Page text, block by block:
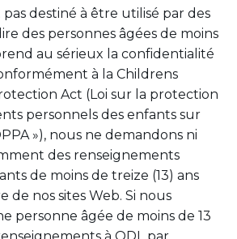
pas destiné à être utilisé par des
des personnes âgées de moins
au sérieux la confidentialité
à la Childrens
Act (Loi sur la protection
personnels des enfants sur
»), nous ne demandons ni
des renseignements
de moins de treize (13) ans
de nos sites Web. Si nous
personne âgée de moins de 13